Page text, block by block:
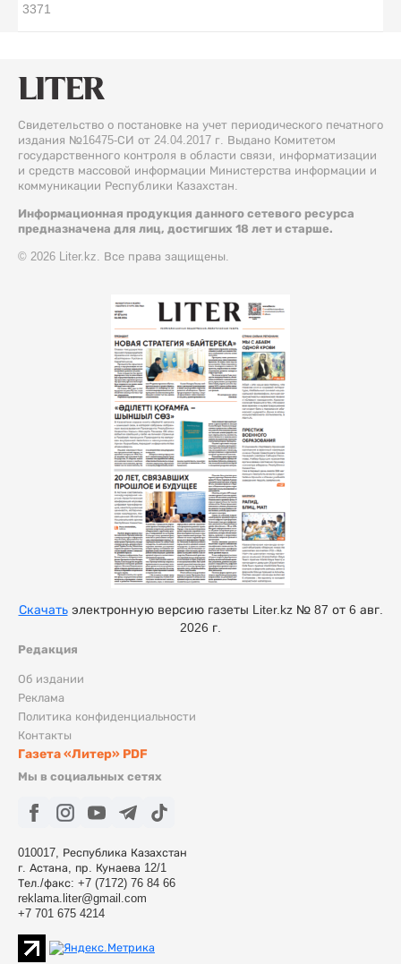
3371
Свидетельство о постановке на учет периодического печатного
издания №16475-СИ от 24.04.2017 г. Выдано Комитетом
государственного контроля в области связи, информатизации
и средств массовой информации Министерства информации и
коммуникации Республики Казахстан.
Информационная продукция данного сетевого ресурса
предназначена для лиц, достигших 18 лет и старше.
© 2026 Liter.kz. Все права защищены.
Редакция
Об издании
Реклама
Политика конфиденциальности
Контакты
Газета «Литер» PDF
Мы в социальных сетях
010017, Республика Казахстан
г. Астана, пр. Кунаева 12/1
Тел./факс: +7 (7172) 76 84 66
reklama.liter@gmail.com
+7 701 675 4214
Скачатьэлектронную версию газеты Liter.kz № 87 от 6 авг.
2026 г.